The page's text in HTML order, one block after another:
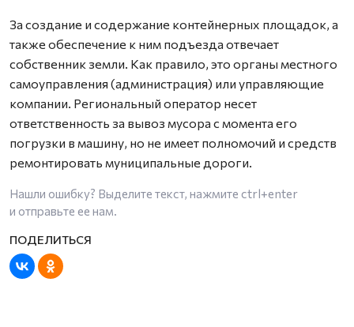
За создание и содержание контейнерных площадок, а
также обеспечение к ним подъезда отвечает
собственник земли. Как правило, это органы местного
самоуправления (администрация) или управляющие
компании. Региональный оператор несет
ответственность за вывоз мусора с момента его
погрузки в машину, но не имеет полномочий и средств
ремонтировать муниципальные дороги.
Нашли ошибку? Выделите текст, нажмите ctrl+enter
и отправьте ее нам.